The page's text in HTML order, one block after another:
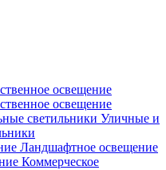
освещение
освещение
светильники Уличные и
Ландшафтное освещение
Коммерческое